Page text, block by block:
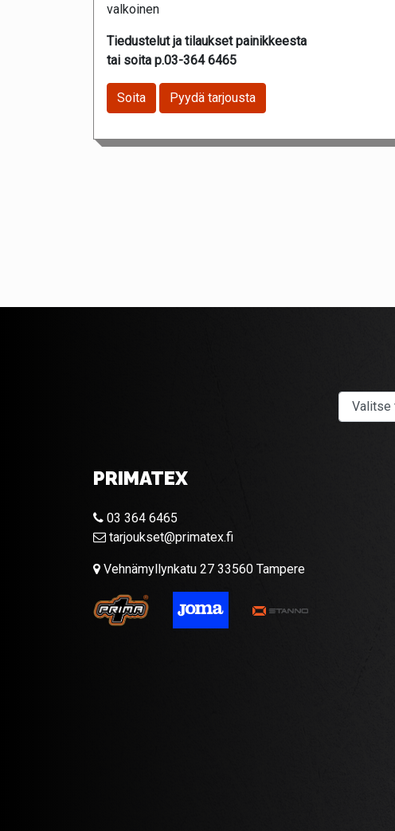
valkoinen
Tiedustelut ja tilaukset painikkeesta
tai soita p.03-364 6465
Soita Pyydä tarjousta
PRIMATEX
03 364 6465
tarjoukset@primatex.fi
Vehnämyllynkatu 27 33560 Tampere